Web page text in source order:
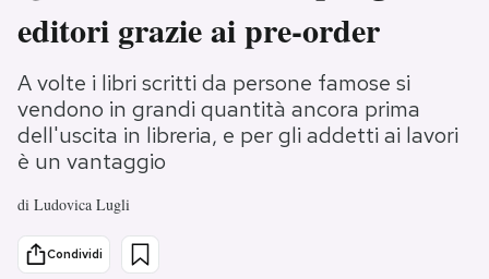
Politica
Tecnologia
Internet
Scienza
Cultura
Economia
Consumismi
Storie/Idee
Ok Boomer!
Media
editori grazie ai pre-order
A volte i libri scritti da persone famose si
vendono in grandi quantità ancora prima
dell'uscita in libreria, e per gli addetti ai lavori
è un vantaggio
di Ludovica Lugli
Condividi